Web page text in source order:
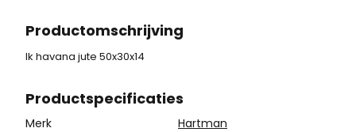
Productomschrijving
lk havana jute 50x30x14
Productspecificaties
Merk
Hartman